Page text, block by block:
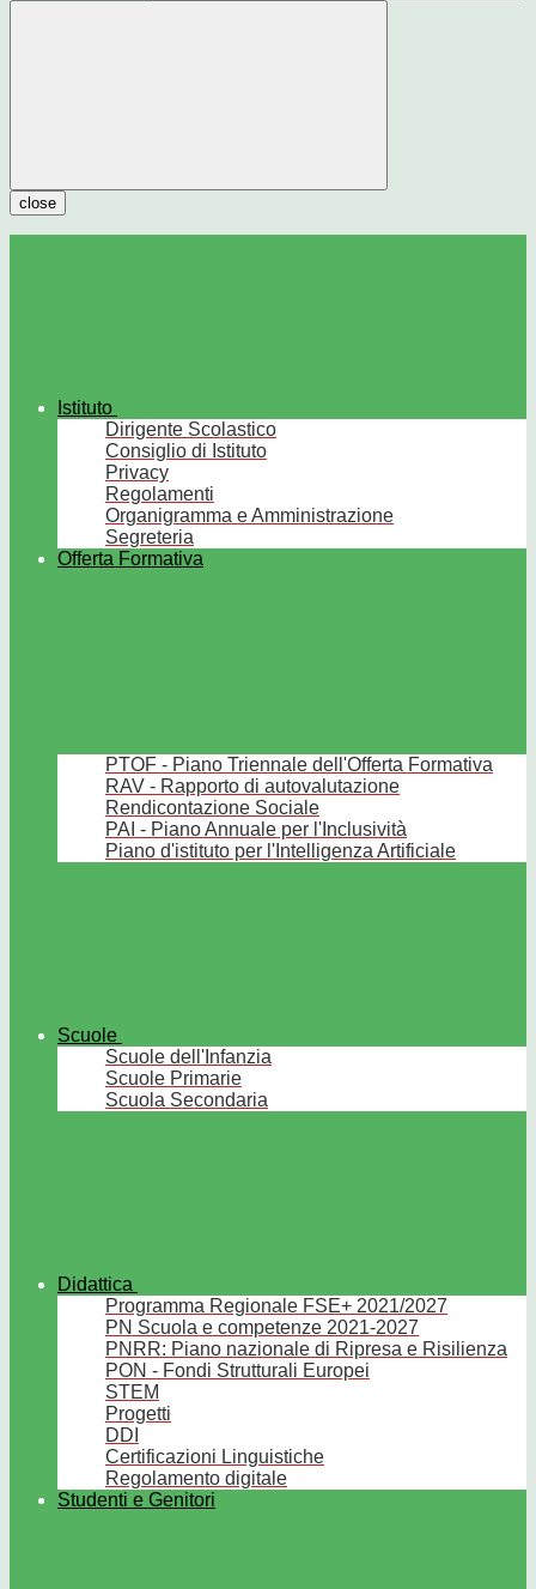
close
Istituto
Dirigente Scolastico
Consiglio di Istituto
Privacy
Regolamenti
Organigramma e Amministrazione
Segreteria
Offerta Formativa
PTOF - Piano Triennale dell'Offerta Formativa
RAV - Rapporto di autovalutazione
Rendicontazione Sociale
PAI - Piano Annuale per l'Inclusività
Piano d'istituto per l'Intelligenza Artificiale
Scuole
Scuole dell'Infanzia
Scuole Primarie
Scuola Secondaria
Didattica
Programma Regionale FSE+ 2021/2027
PN Scuola e competenze 2021-2027
PNRR: Piano nazionale di Ripresa e Risilienza
PON - Fondi Strutturali Europei
STEM
Progetti
DDI
Certificazioni Linguistiche
Regolamento digitale
Studenti e Genitori